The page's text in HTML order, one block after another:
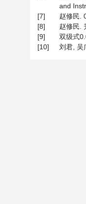
and
[7]
赵修民.
[8]
赵修民.
[9]
双级式
[10]
刘君, 吴